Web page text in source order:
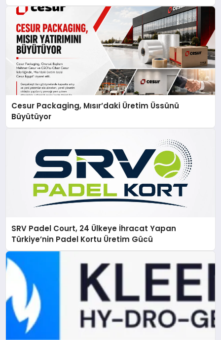
Cesur Packaging, Mısır’daki Üretim Üssünü
Büyütüyor
SRV Padel Court, 24 Ülkeye İhracat Yapan
Türkiye’nin Padel Kortu Üretim Gücü